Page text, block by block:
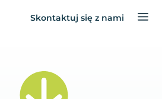
Skontaktuj się z nami